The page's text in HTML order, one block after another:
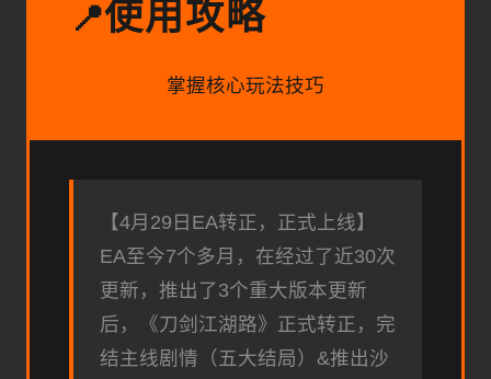
📍使用攻略
掌握核心玩法技巧
【4月29日EA转正，正式上线】
EA至今7个多月，在经过了近30次
更新，推出了3个重大版本更新
后，《刀剑江湖路》正式转正，完
结主线剧情（五大结局）&推出沙